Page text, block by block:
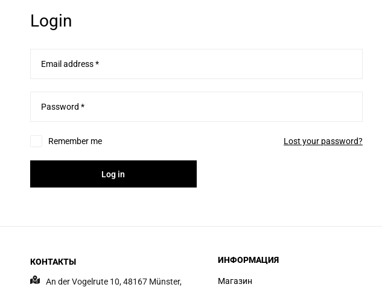
Login
Email address*
Password *
Remember me Lost your password?
Log in
КОНТАКТЫ
An der Vogelrute 10, 48167 Münster,
ИНФОРМАЦИЯ
Магазин